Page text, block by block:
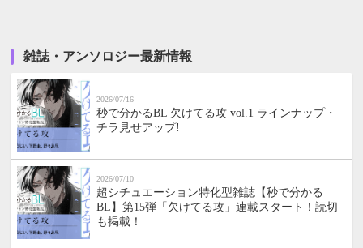
雑誌・アンソロジー最新情報
2026/07/16
秒で分かるBL 欠けてる攻 vol.1 ラインナップ・
チラ見せアップ!
2026/07/10
超シチュエーション特化型雑誌【秒で分かる
BL】第15弾「欠けてる攻」連載スタート！読切
も掲載！